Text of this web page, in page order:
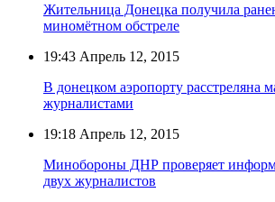
Жительница Донецка получила
миномётном обстреле
19:43 Апрель 12, 2015
В донецком аэропорту расстреляна
журналистами
19:18 Апрель 12, 2015
Минобороны ДНР проверяет
двух журналистов